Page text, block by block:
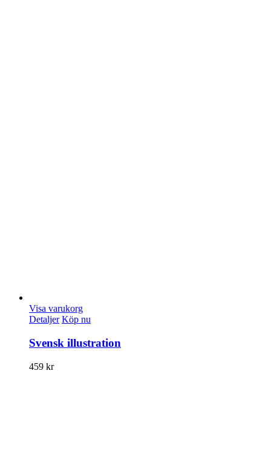
Visa varukorg
Detaljer Köp nu
Svensk illustration
459 kr